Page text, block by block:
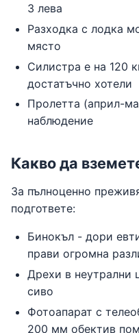
3 лева
Разходка с лодка
място
Силистра е на 120
достатъчно хотели
Пролетта (април-
наблюдение
Какво да
За пълноценно
подгответе:
Бинокъл - дори
прави огромна
Дрехи в неутрални
сиво
Фотоапарат с
200 мм обектив